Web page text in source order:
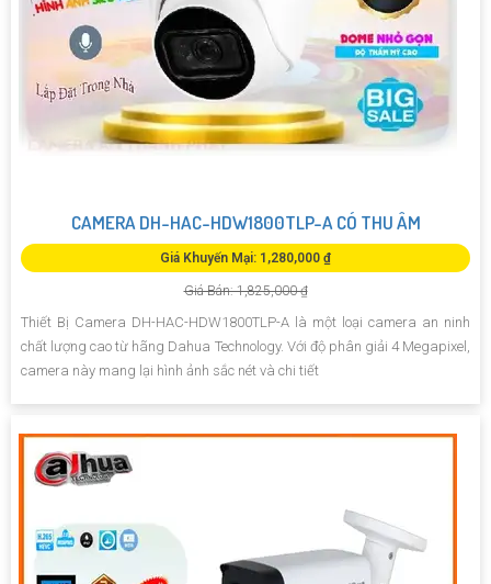
CAMERA DH-HAC-HDW1800TLP-A CÓ THU ÂM
Giá Khuyến Mại: 1,280,000 ₫
Giá Bán: 1,825,000 ₫
Thiết Bị Camera DH-HAC-HDW1800TLP-A là một loại camera an ninh
chất lượng cao từ hãng Dahua Technology. Với độ phân giải 4 Megapixel,
camera này mang lại hình ảnh sắc nét và chi tiết